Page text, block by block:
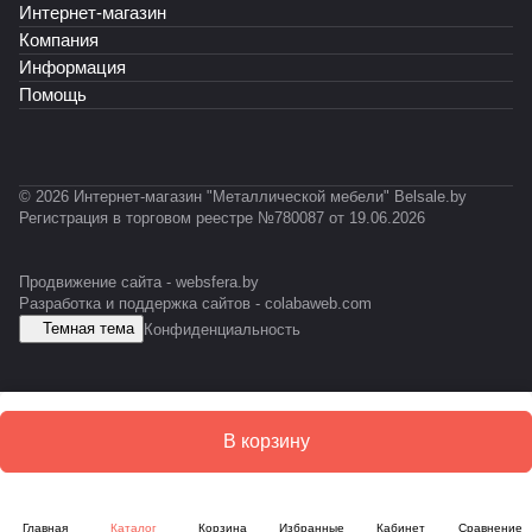
-
P
R
O
F
R
К
T
0
3
1
Т
0
2
3
-
E
S
В корзину
Главная Каталог Корзина Избранные Кабинет Сравнение
Интернет-магазин
Компания
Информация
Помощь
© 2026 Интернет-магазин "Металлической мебели" Belsale.by
Регистрация в торговом реестре №780087 от 19.06.2026
Продвижение сайта - websfera.by
Разработка и поддержка сайтов - colabaweb.com
Темная тема
Конфиденциальность